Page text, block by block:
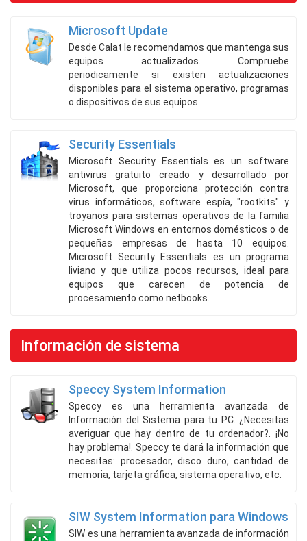
Microsoft Update
Desde Calat le recomendamos que mantenga sus
equipos actualizados. Compruebe
periodicamente si existen actualizaciones
disponibles para el sistema operativo, programas
o dispositivos de sus equipos.
Security Essentials
Microsoft Security Essentials es un software
antivirus gratuito creado y desarrollado por
Microsoft, que proporciona protección contra
virus informáticos, software espía, "rootkits" y
troyanos para sistemas operativos de la familia
Microsoft Windows en entornos domésticos o de
pequeñas empresas de hasta 10 equipos.
Microsoft Security Essentials es un programa
liviano y que utiliza pocos recursos, ideal para
equipos que carecen de potencia de
procesamiento como netbooks.
Información de sistema
Speccy System Information
Speccy es una herramienta avanzada de
Información del Sistema para tu PC. ¿Necesitas
averiguar que hay dentro de tu ordenador?. ¡No
hay problema!. Speccy te dará la información que
necesitas: procesador, disco duro, cantidad de
memoria, tarjeta gráfica, sistema operativo, etc.
SIW System Information para Windows
SIW es una herramienta avanzada de información